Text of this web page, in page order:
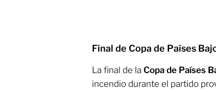
Final de Copa de Países
La final de la Copa de Países
incendio durante el partido